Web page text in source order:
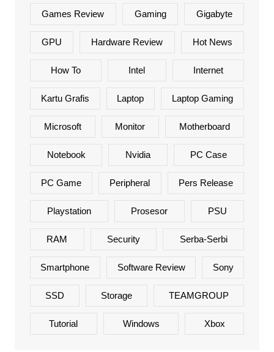
Games Review Gaming Gigabyte
GPU Hardware Review Hot News
How To Intel Internet
Kartu Grafis Laptop Laptop Gaming
Microsoft Monitor Motherboard
Notebook Nvidia PC Case
PC Game Peripheral Pers Release
Playstation Prosesor PSU
RAM Security Serba-Serbi
Smartphone Software Review Sony
SSD Storage TEAMGROUP
Tutorial Windows Xbox